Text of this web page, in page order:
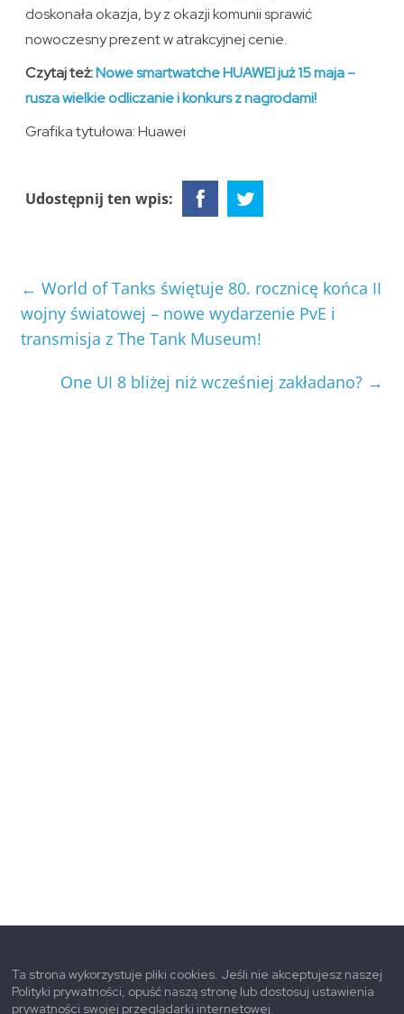
doskonała okazja, by z okazji komunii sprawić
nowoczesny prezent w atrakcyjnej cenie.
Czytaj też:Nowe smartwatche HUAWEI już 15 maja –
rusza wielkie odliczanie i konkurs z nagrodami!
Grafika tytułowa: Huawei
Udostępnij ten wpis:
← World of Tanks świętuje 80. rocznicę końca II
wojny światowej – nowe wydarzenie PvE i
transmisja z The Tank Museum!
One UI 8 bliżej niż wcześniej zakładano? →
Ta strona wykorzystuje pliki cookies. Jeśli nie akceptujesz naszej
Polityki prywatności, opuść naszą stronę lub dostosuj ustawienia
prywatności swojej przeglądarki internetowej.